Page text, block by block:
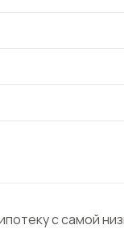
с самой